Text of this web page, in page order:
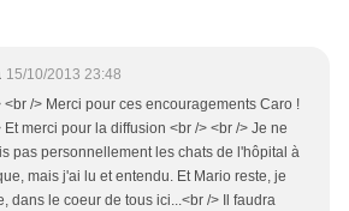
15/10/2013 23:48
<br /> Merci pour ces encouragements Caro !
Et merci pour la diffusion <br /> <br /> Je ne
pas personnellement les chats de l'hôpital à
mais j'ai lu et entendu. Et Mario reste, je
dans le coeur de tous ici...<br /> Il faudra